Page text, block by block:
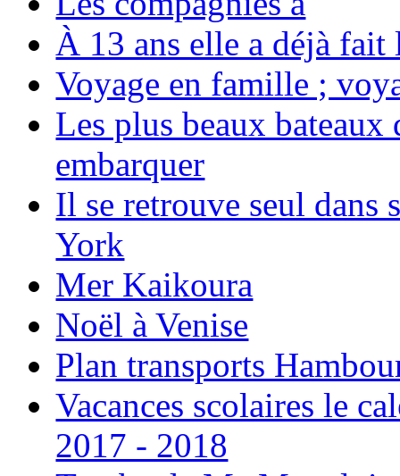
À 13 ans elle a déjà
Voyage en famille ;
Les plus beaux bateaux
embarquer
Il se retrouve seul dans
York
Mer Kaikoura
Noël à Venise
Plan transports
Vacances scolaires le
2017 - 2018